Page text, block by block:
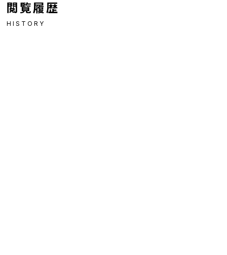
閲覧履歴
HISTORY